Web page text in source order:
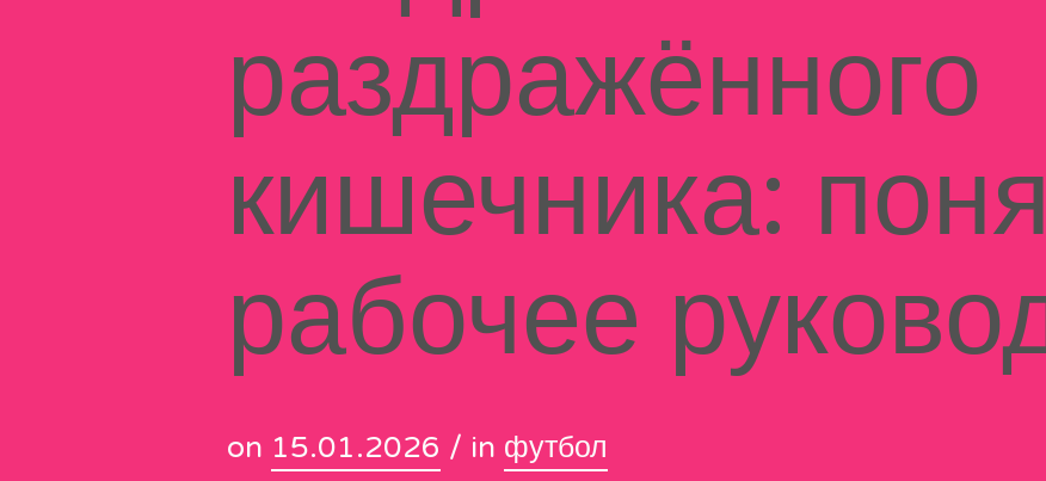
раздражённого
кишечника:
рабочее
on 15.01.2026 / in футбол